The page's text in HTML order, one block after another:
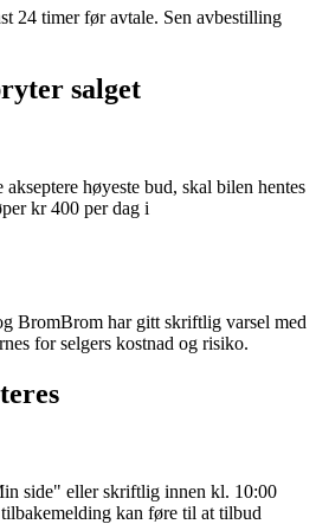
24 timer før avtale. Sen avbestilling
salget
høyeste bud, skal bilen hentes
kr 400 per dag i
BromBrom har gitt skriftlig varsel med
for selgers kostnad og risiko.
side" eller skriftlig innen kl. 10:00
kan føre til at tilbud